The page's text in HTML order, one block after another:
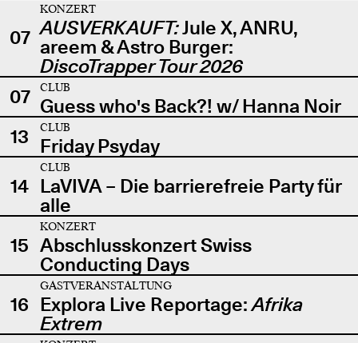
07
KONZERT
AUSVERKAUFT:Jule X, ANRU,
areem & Astro Burger:
DiscoTrapper Tour 2026
07
CLUB
Guess who's Back?! w/ Hanna Noir
13
CLUB
Friday Psyday
14
CLUB
LaVIVA – Die barrierefreie Party für
alle
15
KONZERT
Abschlusskonzert Swiss
Conducting Days
16
GASTVERANSTALTUNG
Explora Live Reportage:Afrika
Extrem